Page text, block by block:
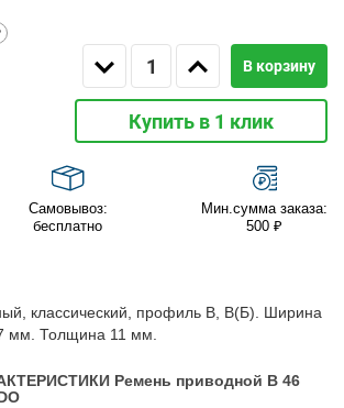
В корзину
Купить в 1 клик
Самовывоз:
бесплатно
Мин.сумма заказа:
500 ₽
классический, профиль B, B(Б). Ширина
мм. Толщина 11 мм.
Ремень приводной B 46